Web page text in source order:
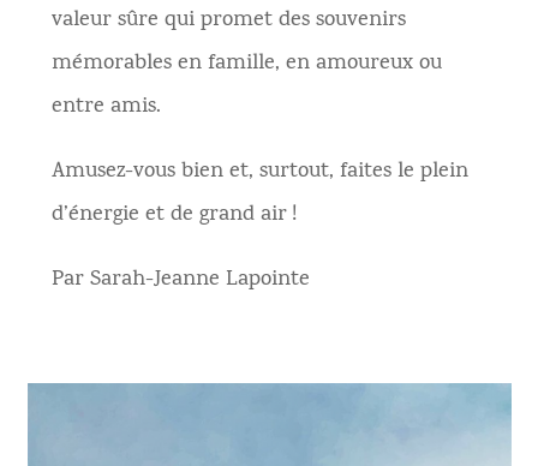
valeur sûre qui promet des souvenirs
mémorables en famille, en amoureux ou
entre amis.
Amusez-vous bien et, surtout, faites le plein
d’énergie et de grand air !
Par Sarah-Jeanne Lapointe